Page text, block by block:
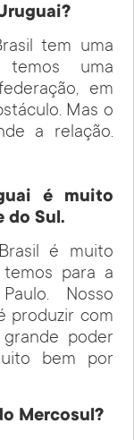
tem uma
temos uma
em
Mas o
a relação.
é muito
do Sul.
é muito
para a
Nosso
produzir com
poder
bem por
Mercosul?